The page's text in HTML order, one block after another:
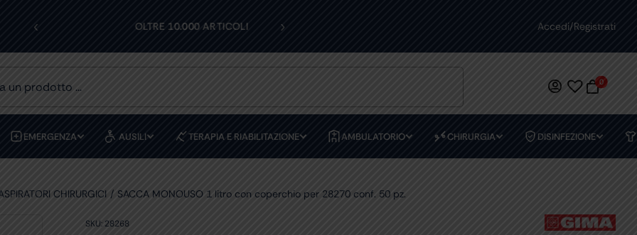
‹ OLTRE 10.000 ARTICOLI › Accedi/Registrati
0
EMERGENZA AUSILI TERAPIA E RIABILITAZIONE AMBULATORIO CHIRURGIA DISINFEZIONE
CHIRURGICI SACCA MONOUSO 1 litro con coperchio per 28270 conf. 50 pz.
SKU: 28268